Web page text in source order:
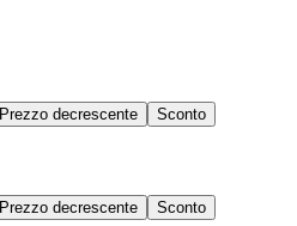
Prezzo decrescente Sconto
Prezzo decrescente Sconto